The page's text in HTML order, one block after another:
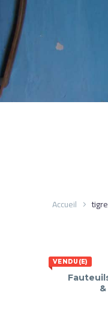
Accueil tigre
VENDU(E)